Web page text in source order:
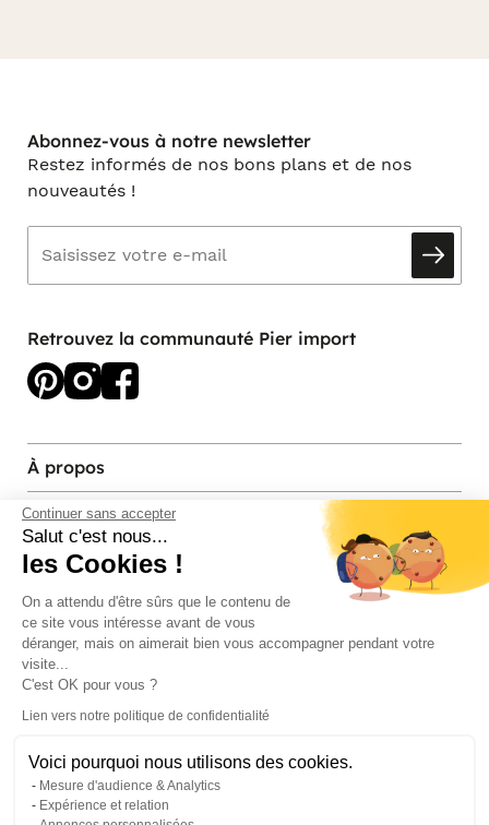
Continuer sans accepter
Salut c'est nous...
les Cookies !
On a attendu d'être sûrs que le contenu de
ce site vous intéresse avant de vous
déranger, mais on aimerait bien vous accompagner pendant votre
visite...
C'est OK pour vous ?
Lien vers notre politique de confidentialité
Voici pourquoi nous utilisons des cookies.
Mesure d'audience & Analytics
Expérience et relation
Abonnez-vous à notre newsletter
Restez informés de nos bons plans et de nos
nouveautés !
Retrouvez la communauté Pier import
À propos
Services et contact
Magasins et Showrooms
Modes de paiement acceptés